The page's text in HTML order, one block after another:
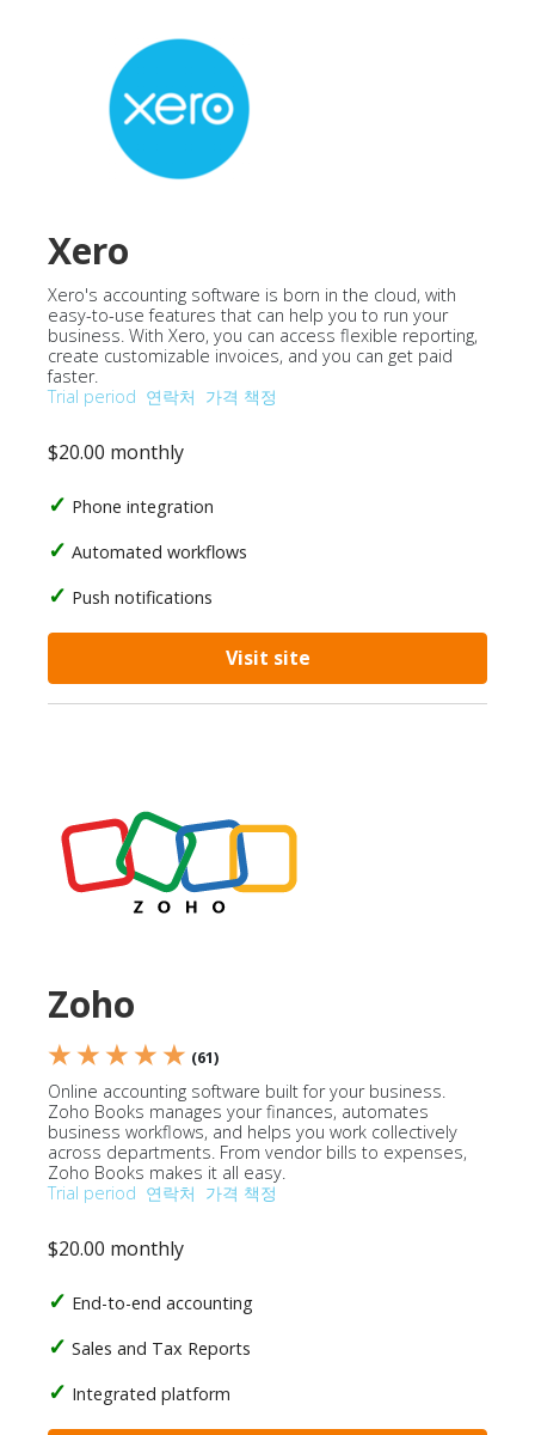
Xero
Xero's accounting software is born in the cloud, with
easy-to-use features that can help you to run your
business. With Xero, you can access flexible reporting,
create customizable invoices, and you can get paid
faster.
Trial period 연락처 가격 책정
$20.00 monthly
Phone integration
Automated workflows
Push notifications
Visit site
Zoho
★ ★ ★ ★ ★ (61)
Online accounting software built for your business.
Zoho Books manages your finances, automates
business workflows, and helps you work collectively
across departments. From vendor bills to expenses,
Zoho Books makes it all easy.
Trial period 연락처 가격 책정
$20.00 monthly
End-to-end accounting
Sales and Tax Reports
Integrated platform